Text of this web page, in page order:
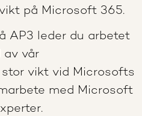
på Microsoft 365.
AP3 leder du arbetet
av vår
vikt vid Microsofts
med Microsoft